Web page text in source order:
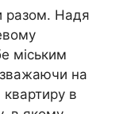
разом. Надя
міським
на
в